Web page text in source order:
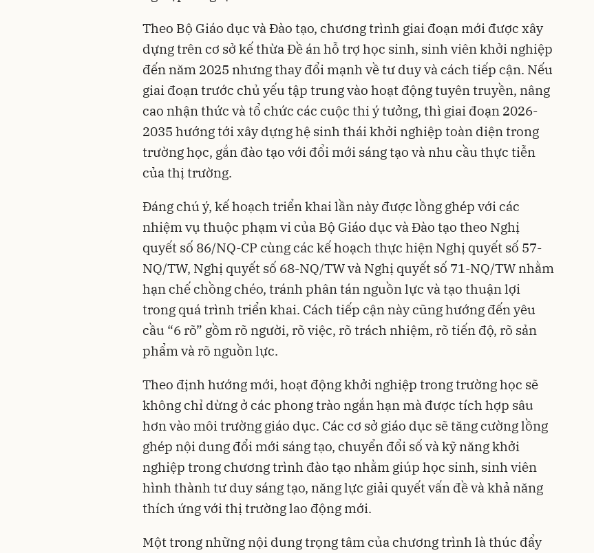
Theo Bộ Giáo dục và Đào tạo, chương trình giai đoạn mới được xây
dựng trên cơ sở kế thừa Đề án hỗ trợ học sinh, sinh viên khởi nghiệp
đến năm 2025 nhưng thay đổi mạnh về tư duy và cách tiếp cận. Nếu
giai đoạn trước chủ yếu tập trung vào hoạt động tuyên truyền, nâng
cao nhận thức và tổ chức các cuộc thi ý tưởng, thì giai đoạn 2026-
2035 hướng tới xây dựng hệ sinh thái khởi nghiệp toàn diện trong
trường học, gắn đào tạo với đổi mới sáng tạo và nhu cầu thực tiễn
của thị trường.
Đáng chú ý, kế hoạch triển khai lần này được lồng ghép với các
nhiệm vụ thuộc phạm vi của Bộ Giáo dục và Đào tạo theo Nghị
quyết số 86/NQ-CP cùng các kế hoạch thực hiện Nghị quyết số 57-
NQ/TW, Nghị quyết số 68-NQ/TW và Nghị quyết số 71-NQ/TW nhằm
hạn chế chồng chéo, tránh phân tán nguồn lực và tạo thuận lợi
trong quá trình triển khai. Cách tiếp cận này cũng hướng đến yêu
cầu “6 rõ” gồm rõ người, rõ việc, rõ trách nhiệm, rõ tiến độ, rõ sản
phẩm và rõ nguồn lực.
Theo định hướng mới, hoạt động khởi nghiệp trong trường học sẽ
không chỉ dừng ở các phong trào ngắn hạn mà được tích hợp sâu
hơn vào môi trường giáo dục. Các cơ sở giáo dục sẽ tăng cường lồng
ghép nội dung đổi mới sáng tạo, chuyển đổi số và kỹ năng khởi
nghiệp trong chương trình đào tạo nhằm giúp học sinh, sinh viên
hình thành tư duy sáng tạo, năng lực giải quyết vấn đề và khả năng
thích ứng với thị trường lao động mới.
Một trong những nội dung trọng tâm của chương trình là thúc đẩy